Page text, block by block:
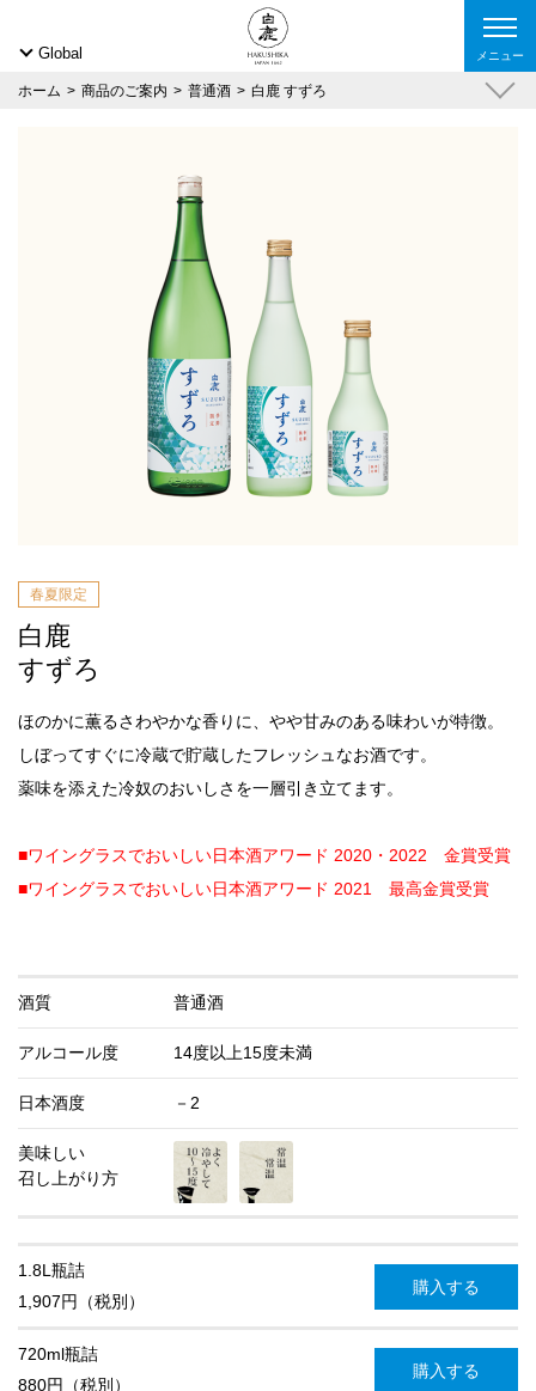
メニュー
Global
ホーム 商品のご案内 普通酒 白鹿 すずろ
春夏限定
白鹿
すずろ
ほのかに薫るさわやかな香りに、やや甘みのある味わいが特徴。
しぼってすぐに冷蔵で貯蔵したフレッシュなお酒です。
薬味を添えた冷奴のおいしさを一層引き立てます。
■ワイングラスでおいしい日本酒アワード 2020・2022 金賞受賞
■ワイングラスでおいしい日本酒アワード 2021 最高金賞受賞
酒質 普通酒
アルコール度 14度以上15度未満
日本酒度 －2
美味しい
召し上がり方
1.8L瓶詰
1,907円（税別）
購入する
720ml瓶詰
880円（税別）
購入する